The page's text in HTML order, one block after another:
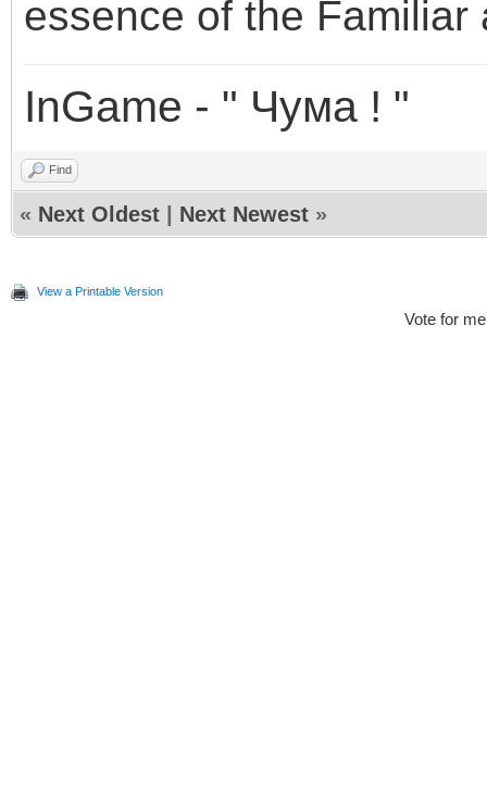
essence of the
InGame - " Чума ! "
Find
« Next Oldest Next Newest »
View a Printable Version
Vote for